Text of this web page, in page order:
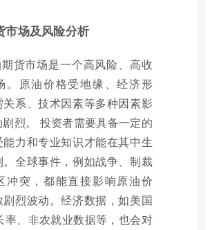
市场及风险分析
货市场是一个高风险、高收
。原油价格受地缘、经济形
系、技术因素等多种因素影
烈。 投资者需要具备一定的
能力和专业知识才能在其中生
。全球事件，例如战争、制裁
冲突，都能直接影响原油价
烈波动。经济数据，如美国
率、非农就业数据等，也会对